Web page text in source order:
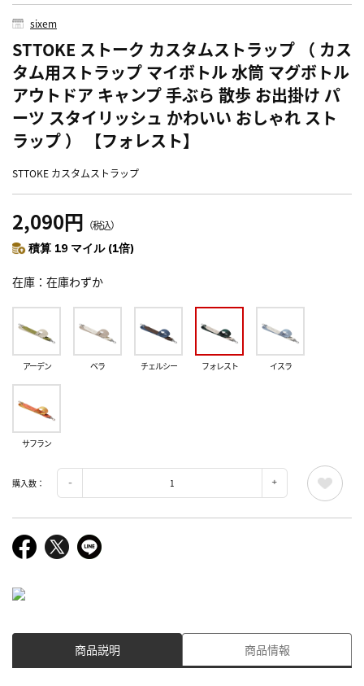
sixem
STTOKE ストーク カスタムストラップ （ カス
タム用ストラップ マイボトル 水筒 マグボトル
アウトドア キャンプ 手ぶら 散歩 お出掛け パ
ーツ スタイリッシュ かわいい おしゃれ スト
ラップ ） 【フォレスト】
STTOKE カスタムストラップ
2,090円 （税込）
積算 19 マイル (1倍)
在庫 在庫わずか
アーデン ベラ チェルシー フォレスト イスラ
サフラン
購入数：
商品説明 商品情報